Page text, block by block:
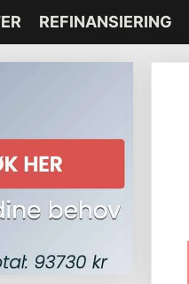
REFINANSIERING